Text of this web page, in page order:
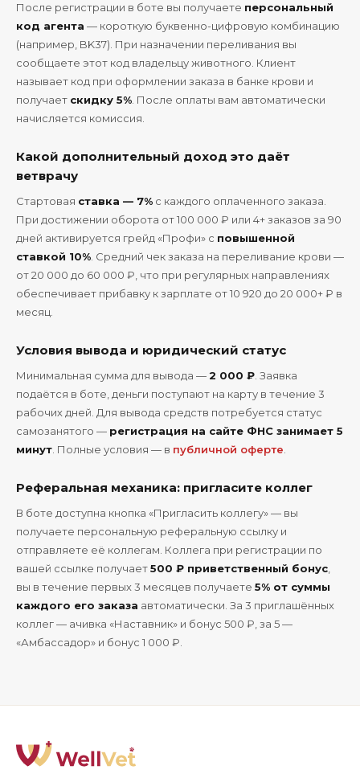
После регистрации в боте вы получаете персональный
код агента — короткую буквенно-цифровую комбинацию
(например, BK37). При назначении переливания вы
сообщаете этот код владельцу животного. Клиент
называет код при оформлении заказа в банке крови и
получает скидку 5% . После оплаты вам автоматически
начисляется комиссия.
Какой дополнительный доход это даёт
ветврачу
Стартовая ставка — 7% с каждого оплаченного заказа.
При достижении оборота от 100 000 ₽ или 4+ заказов за 90
дней активируется грейд «Профи» с повышенной
ставкой 10% . Средний чек заказа на переливание крови —
от 20 000 до 60 000 ₽, что при регулярных направлениях
обеспечивает прибавку к зарплате от 10 920 до 20 000+ ₽ в
месяц.
Условия вывода и юридический статус
Минимальная сумма для вывода —2 000 ₽ . Заявка
подаётся в боте, деньги поступают на карту в течение 3
рабочих дней. Для вывода средств потребуется статус
самозанятого — регистрация на сайте ФНС занимает 5
минут . Полные условия — в публичной оферте
Реферальная механика: пригласите коллег
В боте доступна кнопка «Пригласить коллегу» — вы
получаете персональную реферальную ссылку и
отправляете её коллегам. Коллега при регистрации по
вашей ссылке получает500 ₽ приветственный бонус
вы в течение первых 3 месяцев получаете 5% от суммы
каждого его заказа автоматически. За 3 приглашённых
коллег — ачивка «Наставник» и бонус 500 ₽, за 5 —
«Амбассадор» и бонус 1 000 ₽.